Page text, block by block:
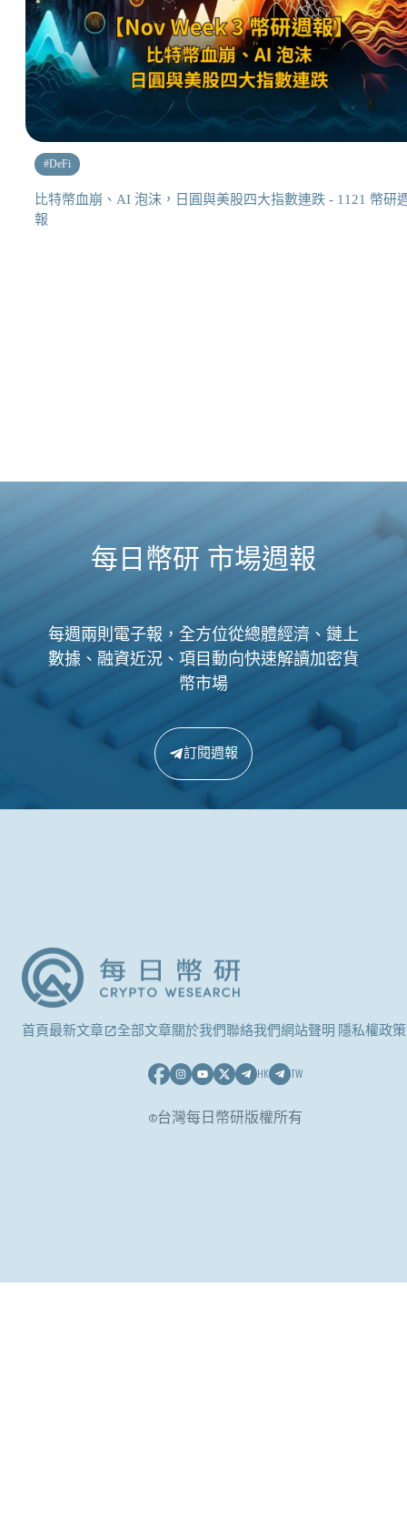
#DeFi
比特幣血崩、AI 泡沫，日圓與美股四大指數連跌 - 1121 幣研
報
每日幣研 市場週報
每週兩則電子報，全方位從總體經濟、鏈上
數據、融資近況、項目動向快速解讀加密貨
幣市場
訂閱週報
首頁最新文章 全部文章關於我們聯絡我們網站聲明 隱私權政策
HK TW
©台灣每日幣研版權所有